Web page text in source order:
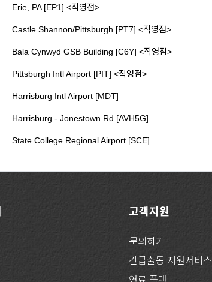
Erie, PA [EP1] <직영점>
Castle Shannon/Pittsburgh [PT7] <직영점>
Bala Cynwyd GSB Building [C6Y] <직영점>
Pittsburgh Intl Airport [PIT] <직영점>
Harrisburg Intl Airport [MDT]
Harrisburg - Jonestown Rd [AVH5G]
State College Regional Airport [SCE]
고객지원
문의하기
긴급출동 지원서비스
연료 플랜